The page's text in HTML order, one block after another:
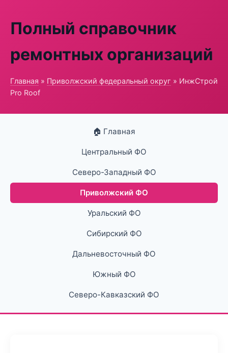
Полный справочник
ремонтных организаций
Главная » Приволжский федеральный округ » ИнжСтрой
Pro Roof
🏠 Главная
Центральный ФО
Северо-Западный ФО
Приволжский ФО
Уральский ФО
Сибирский ФО
Дальневосточный ФО
Южный ФО
Северо-Кавказский ФО